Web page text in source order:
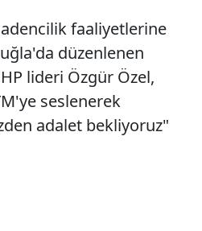
faaliyetlerine
düzenlenen
lideri Özgür Özel,
seslenerek
adalet bekliyoruz"